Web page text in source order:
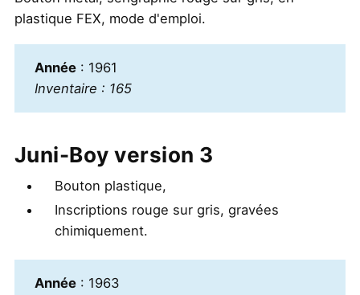
plastique FEX, mode d'emploi.
Année: 1961
Inventaire : 165
Juni-Boy version 3
Bouton plastique,
Inscriptions rouge sur gris, gravées
chimiquement.
Année: 1963